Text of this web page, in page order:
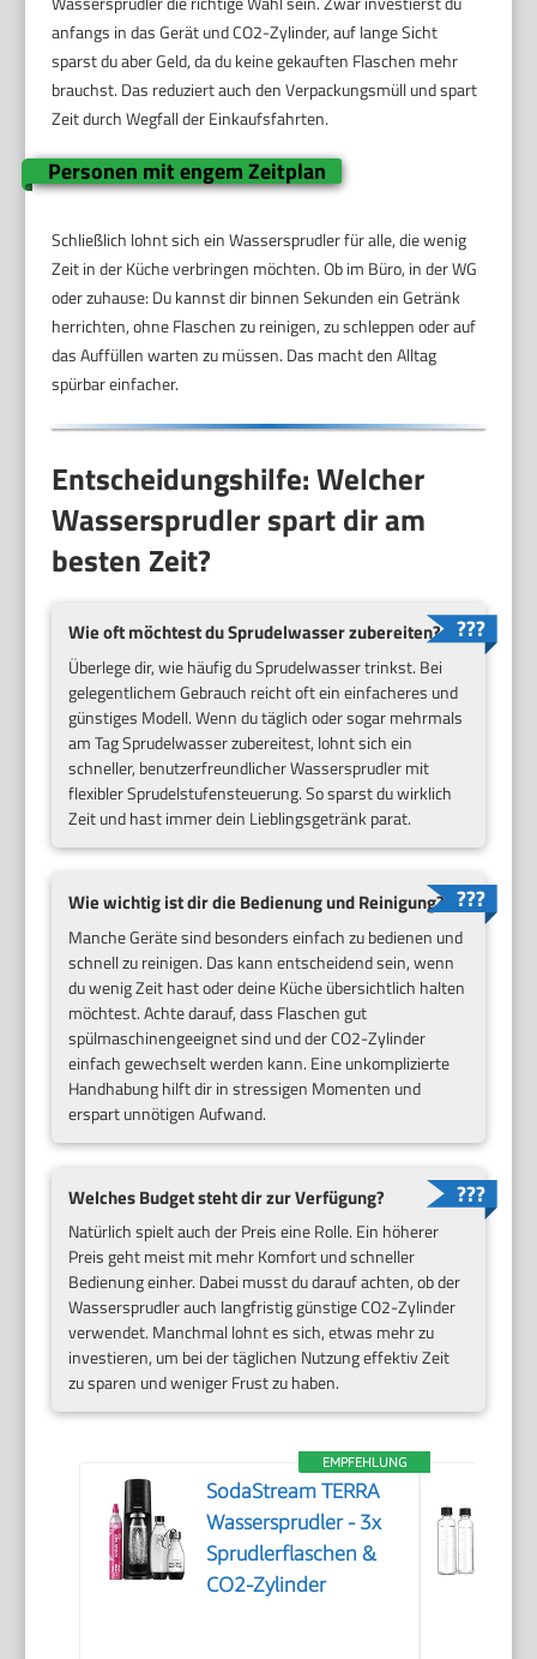
anfangs in das Gerät und CO2-Zylinder, auf lange Sicht
sparst du aber Geld, da du keine gekauften Flaschen mehr
brauchst. Das reduziert auch den Verpackungsmüll und spart
Zeit durch Wegfall der Einkaufsfahrten.
Personen mit engem Zeitplan
Schließlich lohnt sich ein Wassersprudler für alle, die wenig
Zeit in der Küche verbringen möchten. Ob im Büro, in der WG
oder zuhause: Du kannst dir binnen Sekunden ein Getränk
herrichten, ohne Flaschen zu reinigen, zu schleppen oder auf
das Auffüllen warten zu müssen. Das macht den Alltag
spürbar einfacher.
Entscheidungshilfe: Welcher
Wassersprudler spart dir am
besten Zeit?
Wie oft möchtest du Sprudelwasser zubereiten?
Überlege dir, wie häufig du Sprudelwasser trinkst. Bei
gelegentlichem Gebrauch reicht oft ein einfacheres und
günstiges Modell. Wenn du täglich oder sogar mehrmals
am Tag Sprudelwasser zubereitest, lohnt sich ein
schneller, benutzerfreundlicher Wassersprudler mit
flexibler Sprudelstufensteuerung. So sparst du wirklich
Zeit und hast immer dein Lieblingsgetränk parat.
Wie wichtig ist dir die Bedienung und Reinigung?
Manche Geräte sind besonders einfach zu bedienen und
schnell zu reinigen. Das kann entscheidend sein, wenn
du wenig Zeit hast oder deine Küche übersichtlich halten
möchtest. Achte darauf, dass Flaschen gut
spülmaschinengeeignet sind und der CO2-Zylinder
einfach gewechselt werden kann. Eine unkomplizierte
Handhabung hilft dir in stressigen Momenten und
erspart unnötigen Aufwand.
Welches Budget steht dir zur Verfügung?
Natürlich spielt auch der Preis eine Rolle. Ein höherer
Preis geht meist mit mehr Komfort und schneller
Bedienung einher. Dabei musst du darauf achten, ob der
Wassersprudler auch langfristig günstige CO2-Zylinder
verwendet. Manchmal lohnt es sich, etwas mehr zu
investieren, um bei der täglichen Nutzung effektiv Zeit
zu sparen und weniger Frust zu haben.
EMPFEHLUNG
SodaStream TERRA
Wassersprudler - 3x
Sprudlerflaschen &
CO2-Zylinder